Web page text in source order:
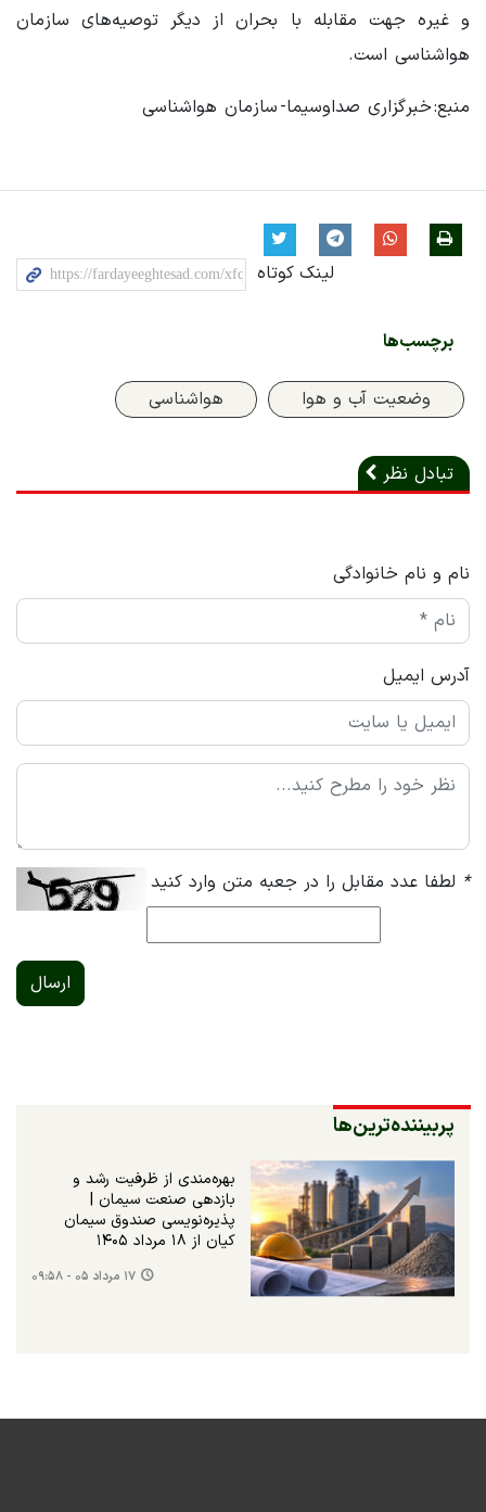
و غیره جهت مقابله با بحران از دیگر توصیه‌های سازمان
هواشناسی است.
منبع: خبرگزاری صداوسیما- سازمان هواشناسی
لینک کوتاه
برچسب‌ها
وضعیت آب و هوا هواشناسی
تبادل نظر
نام و نام خانوادگی
آدرس ایمیل
* لطفا عدد مقابل را در جعبه متن وارد کنید
ارسال
پربیننده‌ترین‌ها
بهره‌مندی از ظرفیت رشد و
بازدهی صنعت سیمان |
پذیره‌نویسی صندوق سیمان
کیان از ۱۸ مرداد ۱۴۰۵
۱۷ مرداد ۰۵ - ۰۹:۵۸